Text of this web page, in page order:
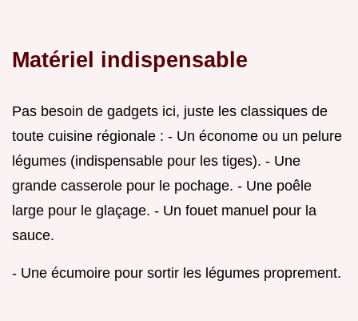
Matériel indispensable
Pas besoin de gadgets ici, juste les classiques de
toute cuisine régionale : - Un économe ou un pelure
légumes (indispensable pour les tiges). - Une
grande casserole pour le pochage. - Une poêle
large pour le glaçage. - Un fouet manuel pour la
sauce.
- Une écumoire pour sortir les légumes proprement.